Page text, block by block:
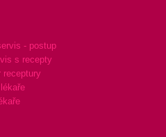
- postup
s recepty
receptury